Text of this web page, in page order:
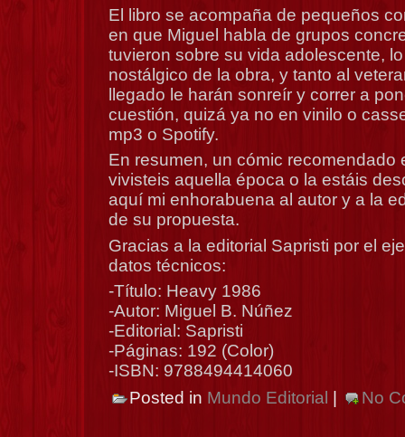
El libro se acompaña de pequeños
en que Miguel habla de grupos
tuvieron sobre su vida adolescente,
nostálgico de la obra, y tanto al
llegado le harán sonreír y correr a
cuestión, quizá ya no en vinilo o
mp3 o Spotify.
En resumen, un cómic recomendado
vivisteis aquella época o la estáis
aquí mi enhorabuena al autor y a la
de su propuesta.
Gracias a la editorial Sapristi por el
datos técnicos:
-Título: Heavy 1986
-Autor: Miguel B. Núñez
-Editorial: Sapristi
-Páginas: 192 (Color)
-ISBN: 9788494414060
Posted in Mundo Editorial | No